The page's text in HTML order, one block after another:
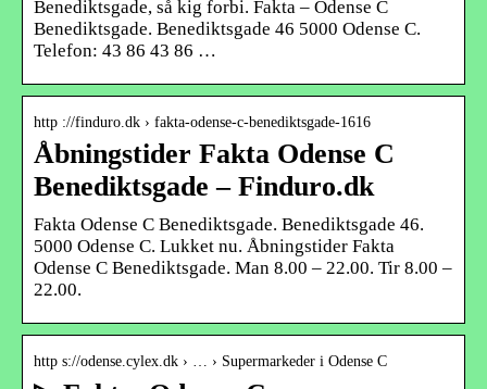
Benediktsgade, så kig forbi. Fakta – Odense C
Benediktsgade. Benediktsgade 46 5000 Odense C.
Telefon: 43 86 43 86 …
http ://finduro.dk › fakta-odense-c-benediktsgade-1616
Åbningstider Fakta Odense C
Benediktsgade – Finduro.dk
Fakta Odense C Benediktsgade. Benediktsgade 46.
5000 Odense C. Lukket nu. Åbningstider Fakta
Odense C Benediktsgade. Man 8.00 – 22.00. Tir 8.00 –
22.00.
http s://odense.cylex.dk › … › Supermarkeder i Odense C